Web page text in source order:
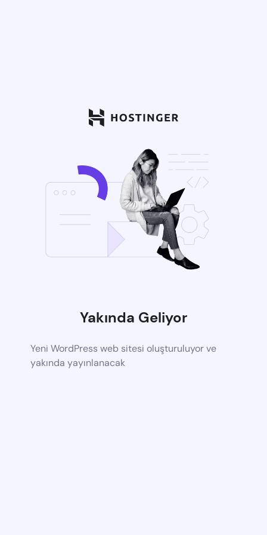
Yakında Geliyor
Yeni WordPress web sitesi oluşturuluyor ve
yakında yayınlanacak